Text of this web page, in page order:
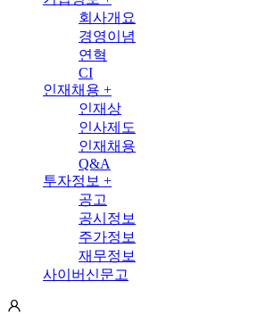
회사개요
경영이념
연혁
CI
인재채용 +
인재상
인사제도
인재채용
Q&A
투자정보 +
공고
공시정보
주가정보
재무정보
사이버신문고